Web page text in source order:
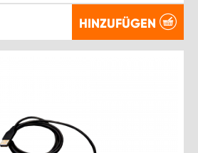
HINZUFÜGEN